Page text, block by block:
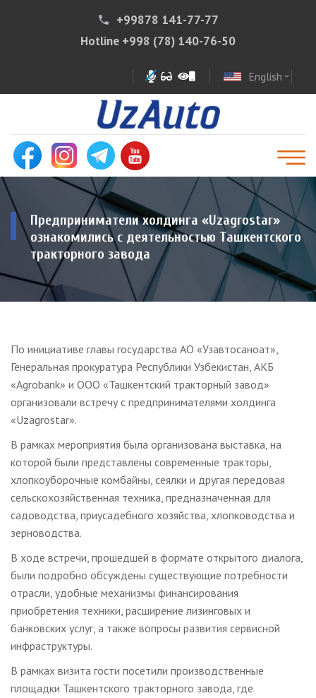
phone
+99878 141-77-77
Hotline +998 (78) 140-76-50
English expand_more
Предприниматели холдинга «Uzagrostar»
ознакомились с деятельностью Ташкентского
тракторного завода
По инициативе главы государства АО «Узавтосаноат»,
Генеральная прокуратура Республики Узбекистан, АКБ
«Agrobank» и ООО «Ташкентский тракторный завод»
организовали встречу с предпринимателями холдинга
«Uzagrostar».
В рамках мероприятия была организована выставка, на
которой были представлены современные тракторы,
хлопкоуборочные комбайны, сеялки и другая передовая
сельскохозяйственная техника, предназначенная для
садоводства, приусадебного хозяйства, хлопководства и
зерноводства.
В ходе встречи, прошедшей в формате открытого диалога,
были подробно обсуждены существующие потребности
отрасли, удобные механизмы финансирования
приобретения техники, расширение лизинговых и
банковских услуг, а также вопросы развития сервисной
инфраструктуры.
В рамках визита гости посетили производственные
площадки Ташкентского тракторного завода, где